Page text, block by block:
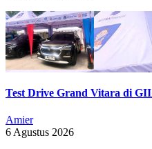
Test Drive Grand Vitara di
Amier
6 Agustus 2026